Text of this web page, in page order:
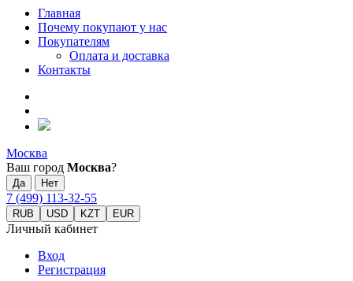
Главная
Почему покупают у нас
Покупателям
Оплата и доставка
Контакты
Москва
Ваш город Москва?
7 (499) 113-32-55
RUB USD KZT EUR
Личный кабинет
Вход
Регистрация